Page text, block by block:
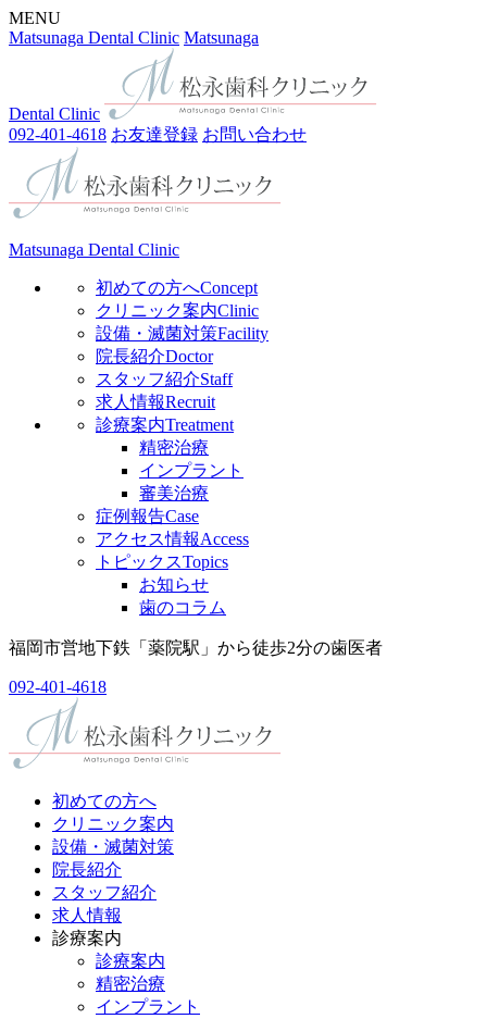
MENU
Matsunaga Dental Clinic Matsunaga
Dental Clinic
092-401-4618 お友達登録 お問い合わせ
Matsunaga Dental Clinic
初めての方へConcept
クリニック案内Clinic
設備・滅菌対策Facility
院長紹介Doctor
スタッフ紹介Staff
求人情報Recruit
診療案内Treatment
精密治療
インプラント
審美治療
症例報告Case
アクセス情報Access
トピックスTopics
お知らせ
歯のコラム
福岡市営地下鉄「薬院駅」から徒歩2分の歯医者
092-401-4618
初めての方へ
クリニック案内
設備・滅菌対策
院長紹介
スタッフ紹介
求人情報
診療案内
診療案内
精密治療
インプラント